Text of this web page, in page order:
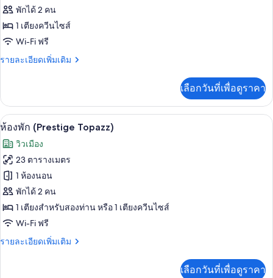
ห้อง
พัก
(Prestige
Lamee)
พักได้ 2 คน
1 เตียงควีนไซส์
Wi-Fi ฟรี
รายละเอียดเพิ่มเติม
ราย
เกี่ยว
กับ
ห้อง
(Prestige
Lamee)
เลือกวันที่เพื่อดูราคา
เปิด
ภาพถ่าย
ทั้งหมด
ของ
ห้อง
พัก
(Prestige
Topazz)
ห้องพัก (Prestige Topazz) | เครื่องน
7
ห้องพัก (Prestige Topazz)
วิวเมือง
23 ตารางเมตร
1 ห้องนอน
พักได้ 2 คน
1 เตียงสำหรับสองท่าน หรือ 1 เตียงควีนไซส์
Wi-Fi ฟรี
รายละเอียดเพิ่มเติม
ราย
เลือกวันที่เพื่อดูราคา